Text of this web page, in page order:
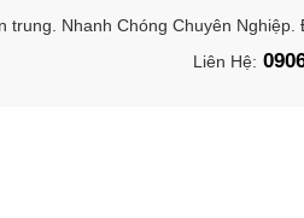
trung. Nhanh Chóng Chuyên
Liên Hệ: